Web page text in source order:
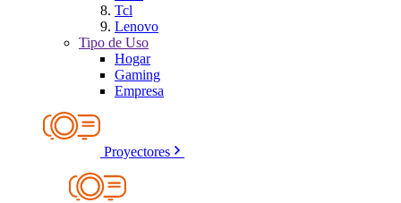
Tcl
Lenovo
Tipo de Uso
Hogar
Gaming
Empresa
Proyectores